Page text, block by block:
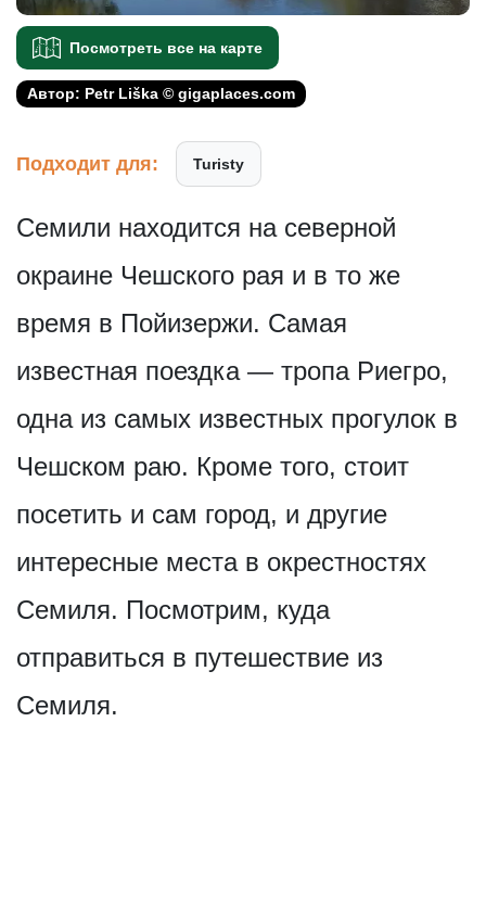
Посмотреть все на карте
Автор: Petr Liška © gigaplaces.com
Подходит для: Turisty
Семили находится на северной
окраине Чешского рая и в то же
время в Пойизержи. Самая
известная поездка — тропа Риегро,
одна из самых известных прогулок в
Чешском раю. Кроме того, стоит
посетить и сам город, и другие
интересные места в окрестностях
Семиля. Посмотрим, куда
отправиться в путешествие из
Семиля.